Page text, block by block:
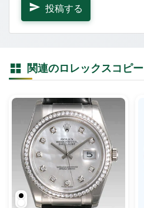
投稿する
関連のロレックスコピー